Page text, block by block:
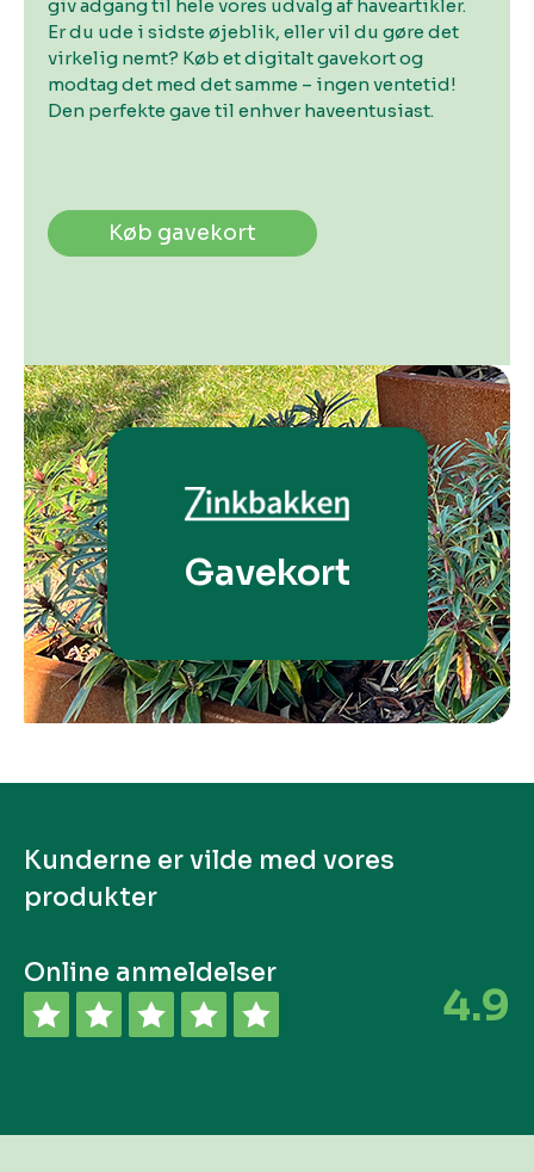
giv adgang til hele vores udvalg af haveartikler.
Er du ude i sidste øjeblik, eller vil du gøre det
virkelig nemt? Køb et digitalt gavekort og
modtag det med det samme – ingen ventetid!
Den perfekte gave til enhver haveentusiast.
Køb gavekort
Gavekort
Kunderne er vilde med vores
produkter
Online anmeldelser
4.9